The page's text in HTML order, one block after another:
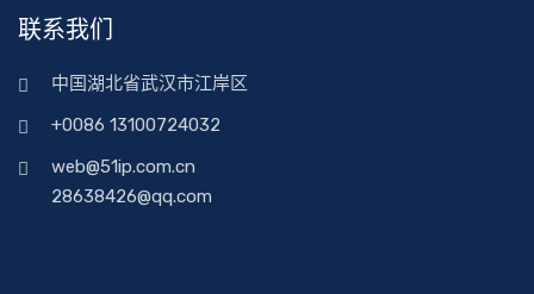
联系我们
中国湖北省武汉市江岸区
+0086 13100724032
web@51ip.com.cn
28638426@qq.com